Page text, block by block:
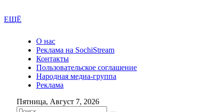
ЕЩЁ
О нас
Реклама на SochiStream
Контакты
Пользовательское соглашение
Народная медиа-группа
Реклама
Пятница, Август 7, 2026